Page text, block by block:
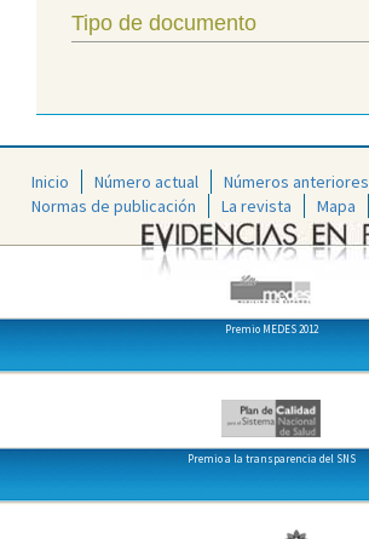
Tipo de documento
Inicio Número actual
Números anteriores
Normas de publicación
La revista Mapa
Premio MEDES 2012
Premio a la transparencia del SNS